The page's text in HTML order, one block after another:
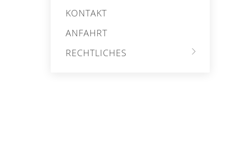
KONTAKT
ANFAHRT
RECHTLICHES